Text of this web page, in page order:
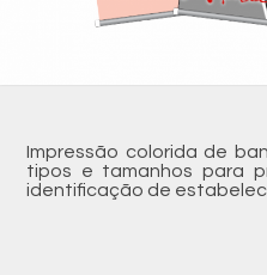
Impressão colorida de
tipos e tamanhos para
identificação de